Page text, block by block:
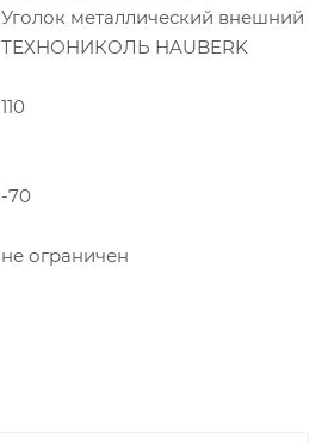
Уголок металлический внешний
ТЕХНОНИКОЛЬ HAUBERK
110
-70
не ограничен